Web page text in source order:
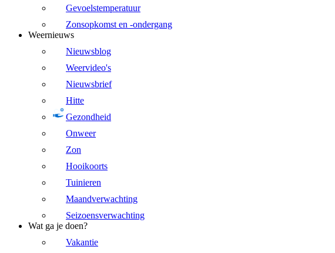
Gevoelstemperatuur
Zonsopkomst en -ondergang
Weernieuws
Nieuwsblog
Weervideo's
Nieuwsbrief
Hitte
Gezondheid
Onweer
Zon
Hooikoorts
Tuinieren
Maandverwachting
Seizoensverwachting
Wat ga je doen?
Vakantie